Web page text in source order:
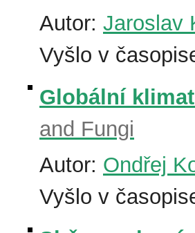
Autor: Jaroslav
Vyšlo v
Globální
and Fungi
Autor: Ondřej
Vyšlo v